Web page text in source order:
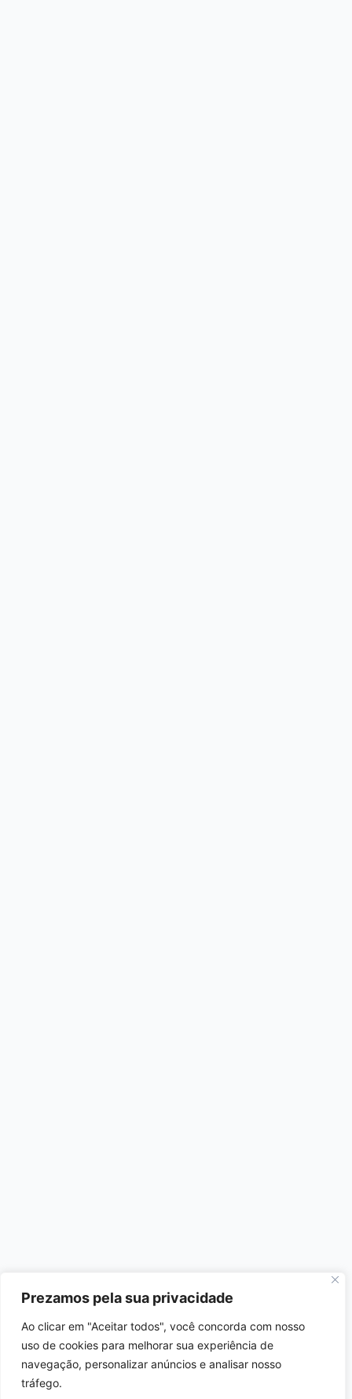
Prezamos pela sua privacidade
Ao clicar em "Aceitar todos", você concorda com nosso
uso de cookies para melhorar sua experiência de
navegação, personalizar anúncios e analisar nosso
tráfego.